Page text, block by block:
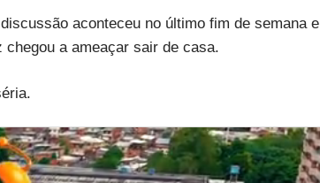
aconteceu no último fim de semana e
a ameaçar sair de casa.